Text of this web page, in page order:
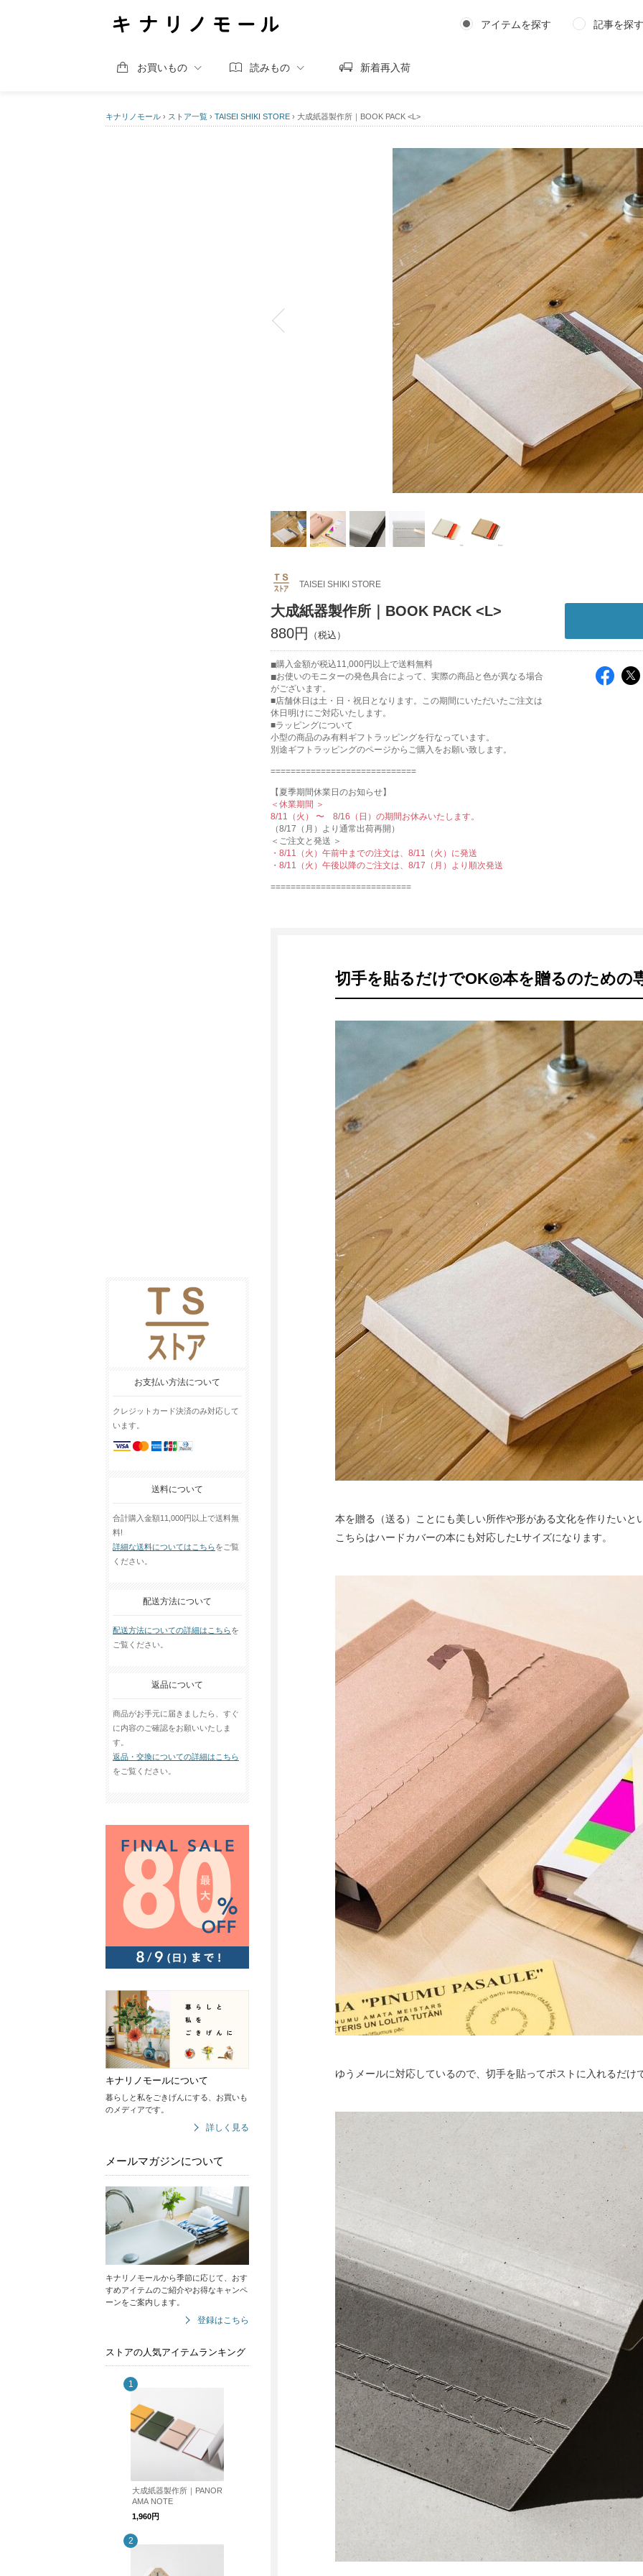
アイテムを探す 記事を探す
お買いもの 読みもの 新着再入荷
キナリノモール › ストア一覧 › TAISEI SHIKI STORE › 大成紙器製作所｜BOOK PACK <L>
お支払い方法について
クレジットカード決済のみ対応して
います。
送料について
合計購入金額11,000円以上で送料無
料!
詳細な送料についてはこちらをご覧
ください。
配送方法について
配送方法についての詳細はこちらを
ご覧ください。
返品について
商品がお手元に届きましたら、すぐ
に内容のご確認をお願いいたしま
す。
返品・交換についての詳細はこちら
をご覧ください。
キナリノモールについて
暮らしと私をごきげんにする、お買いも
のメディアです。
詳しく見る
メールマガジンについて
キナリノモールから季節に応じて、おす
すめアイテムのご紹介やお得なキャンペ
ーンをご案内します。
登録はこちら
ストアの人気アイテムランキング
大成紙器製作所｜PANOR
AMA NOTE
1,960円
TAISEI SHIKI STORE
大成紙器製作所｜BOOK PACK <L>
880円
購入金額が税込11,000円以上で送料無料
お使いのモニターの発色具合によって、実際の商品と色が異なる場合
がございます。
■店舗休日は土・日・祝日となります。この期間にいただいたご注文は
休日明けにご対応いたします。
■ラッピングについて
小型の商品のみ有料ギフトラッピングを行なっています。
別途ギフトラッピングのページからご購入をお願い致します。
=============================
【夏季期間休業日のお知らせ】
＜休業期間 ＞
8/11（火） 〜 8/16（日）の期間お休みいたします。
（8/17（月）より通常出荷再開）
＜ご注文と発送 ＞
・8/11（火）午前中までの注文は、8/11（火）に発送
・8/11（火）午後以降のご注文は、8/17（月）より順次発送
============================
切手を貼るだけでOK◎本を贈るのための
本を贈る（送る）ことにも美しい所作や形がある文化を作りたいと
こちらはハードカバーの本にも対応したLサイズになります。
ゆうメールに対応しているので、切手を貼ってポストに入れるだけ